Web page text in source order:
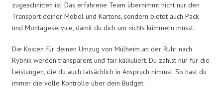
zugeschnitten ist. Das erfahrene Team übernimmt nicht nur den
Transport deiner Möbel und Kartons, sondern bietet auch Pack-
und Montageservice, damit du dich um nichts kümmern musst.
Die Kosten für deinen Umzug von Mülheim an der Ruhr nach
Rybnik werden transparent und fair kalkuliert. Du zahlst nur für die
Leistungen, die du auch tatsächlich in Anspruch nimmst. So hast du
immer die volle Kontrolle über dein Budget.